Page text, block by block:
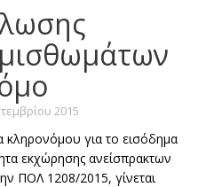
2015
κληρονόμου για το εισόδημα
εκχώρησης ανείσπρακτων
ΠΟΛ 1208/2015, γίνεται